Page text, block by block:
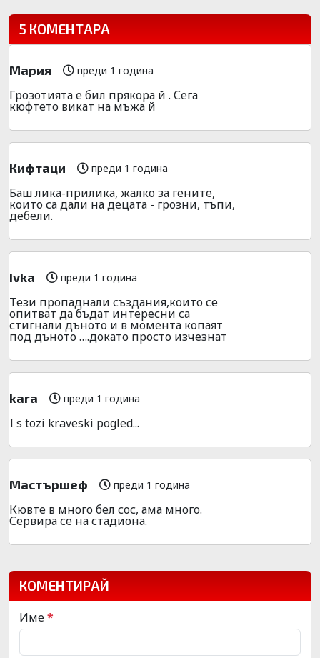
5 КОМЕНТАРА
Мария преди 1 година
Грозотията е бил прякора й . Сега
кюфтето викат на мъжа й
Кифтаци преди 1 година
Баш лика-прилика, жалко за гените,
които са дали на децата - грозни, тъпи,
дебели.
Ivka преди 1 година
Тези пропаднали създания,които се
опитват да бъдат интересни са
стигнали дъното и в момента копаят
под дъното ….докато просто изчезнат
kara преди 1 година
I s tozi kraveski pogled...
Мастършеф преди 1 година
Кювте в много бел сос, ама много.
Сервира се на стадиона.
КОМЕНТИРАЙ
Име*